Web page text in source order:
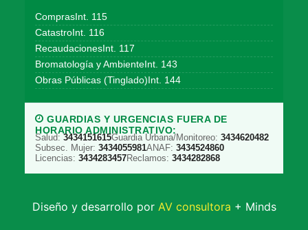
ComprasInt. 115
CatastroInt. 116
RecaudacionesInt. 117
Bromatología y AmbienteInt. 143
Obras Públicas (Tinglado)Int. 144
GUARDIAS Y URGENCIAS FUERA DE
HORARIO ADMINISTRATIVO:
Salud: 3434151615Guardia Urbana/Monitoreo: 3434620482
Subsec. Mujer: 3434055981ANAF: 3434524860
Licencias: 3434283457Reclamos: 3434282868
Diseño y desarrollo por AV consultora + Minds